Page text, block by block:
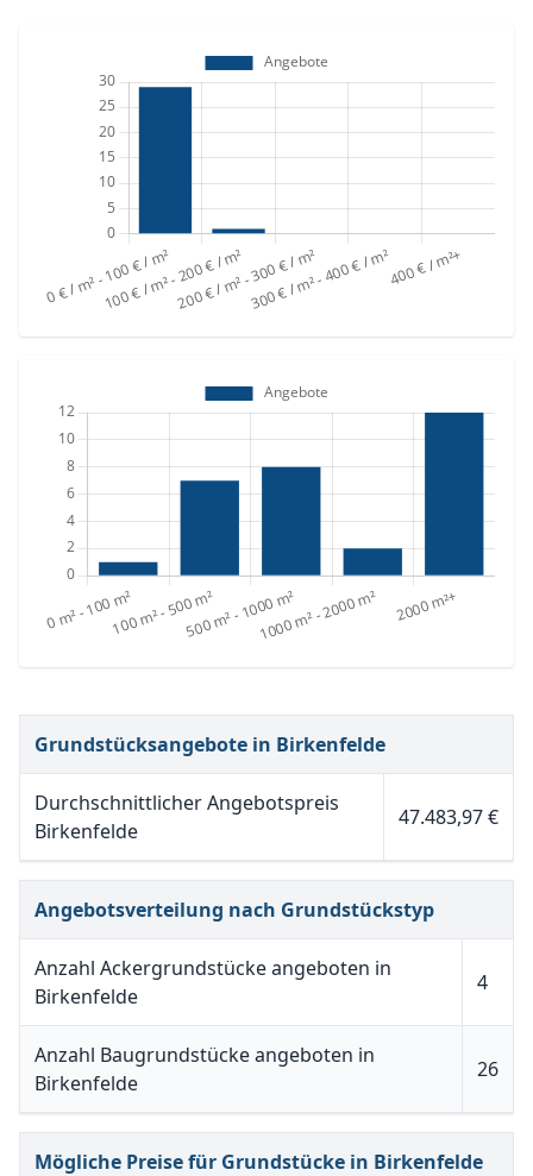
Grundstücksangebote in Birkenfelde
Durchschnittlicher Angebotspreis
Birkenfelde
47.483,97 €
Angebotsverteilung nach Grundstückstyp
Anzahl Ackergrundstücke angeboten in
Birkenfelde
4
Anzahl Baugrundstücke angeboten in
Birkenfelde
26
Mögliche Preise für Grundstücke in Birkenfelde